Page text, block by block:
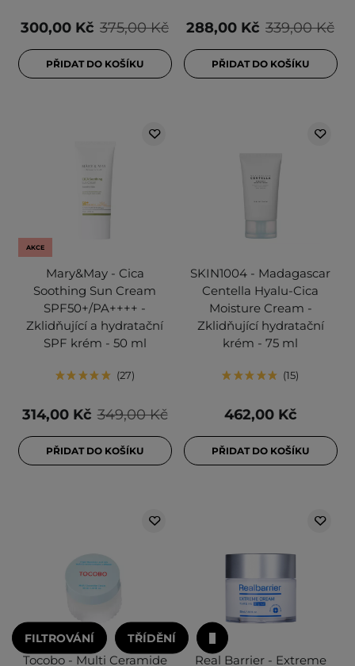
375,00 Kč
300,00 Kč
PŘIDAT DO KOŠÍKU
339,00 Kč
288,00 Kč
PŘIDAT DO KOŠÍKU
AKCE
Mary&May - Cica
Soothing Sun Cream
SPF50+/PA++++ -
Zklidňující a hydratační
SPF krém - 50 ml
27
349,00 Kč
314,00 Kč
PŘIDAT DO KOŠÍKU
SKIN1004 - Madagascar
Centella Hyalu-Cica
Moisture Cream -
Zklidňující hydratační
krém - 75 ml
15
462,00 Kč
PŘIDAT DO KOŠÍKU
Tocobo - Multi Ceramide Real Barrier - Extreme
FILTROVÁNÍ TŘÍDĚNÍ